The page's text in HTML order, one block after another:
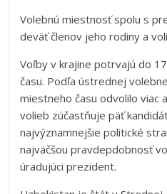
Volebnú miestnosť spolu s
deväť členov jeho rodiny a
Voľby v krajine potrvajú do
času. Podľa ústrednej
miestneho času odvolilo viac
volieb zúčastňuje päť
najvýznamnejšie politické
najväčšou pravdepdobnosť
úradujúci prezident.